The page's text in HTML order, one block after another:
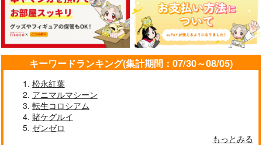
ブルーアーカイブ-猫
塚ヒビ
キ-160CMX50CM抱き
枕カバー【YC1145】
eb
13,200円（税込）
ブルーアーカイブ -Blue Archive-
猫塚ヒビキ
サンプル
作品詳細
機動戦士ガンダム 水
星の魔女-スレッタ・
マーキュリ
ー-160CMX50CM抱き
枕カバー【YC1147】
eb
13,200円（税込）
機動戦士ガンダム 水星の魔女
スレッタ・マーキュリー
チェンソーマン-マキ
マ-160CMX50CM抱き
枕カバー【YC1149】
eb
13,200円 （税込）
チェンソーマン
マキマ
崩壊：スターレイル -
火花--160X50cm抱き
13,200円（税込）
サンプル
名探偵プリキュア！-
森亜るる
13,200
ゼンレスゾーンゼロ-
プロメイア-160x50CM
キーワードランキング(集計期間：07/30～08/05)
松永紅葉
アニマルマシーン
転生コロシアム
賭ケグルイ
ゼンゼロ
もっとみる